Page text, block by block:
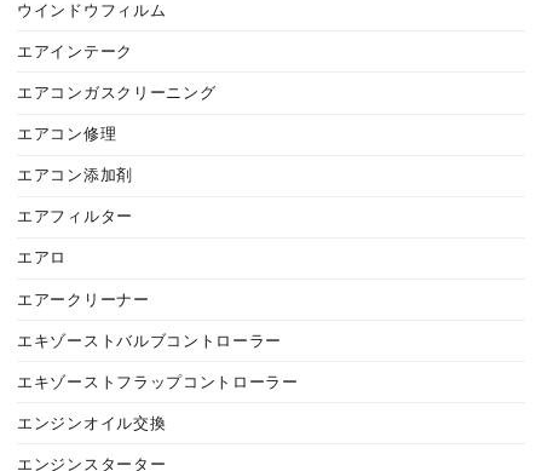
ウインドウフィルム
エアインテーク
エアコンガスクリーニング
エアコン修理
エアコン添加剤
エアフィルター
エアロ
エアークリーナー
エキゾーストバルブコントローラー
エキゾーストフラップコントローラー
エンジンオイル交換
エンジンスターター